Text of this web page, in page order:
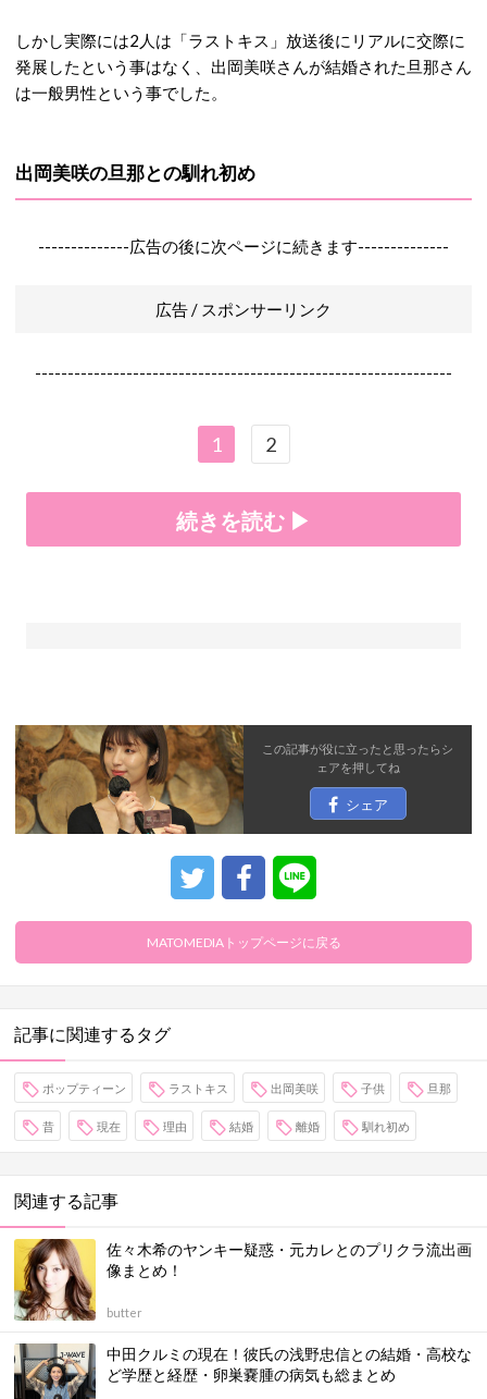
しかし実際には2人は「ラストキス」放送後にリアルに交際に
発展したという事はなく、出岡美咲さんが結婚された旦那さん
は一般男性という事でした。
出岡美咲の旦那との馴れ初め
--------------広告の後に次ページに続きます--------------
広告 / スポンサーリンク
----------------------------------------------------------------
1 2
続きを読む ▶
この記事が役に立ったと思ったらシ
ェアを押してね
シェア
MATOMEDIAトップページに戻る
記事に関連するタグ
ポップティーン ラストキス 出岡美咲 子供 旦那
昔 現在 理由 結婚 離婚 馴れ初め
関連する記事
佐々木希のヤンキー疑惑・元カレとのプリクラ流出画
像まとめ！
butter
中田クルミの現在！彼氏の浅野忠信との結婚・高校な
ど学歴と経歴・卵巣嚢腫の病気も総まとめ